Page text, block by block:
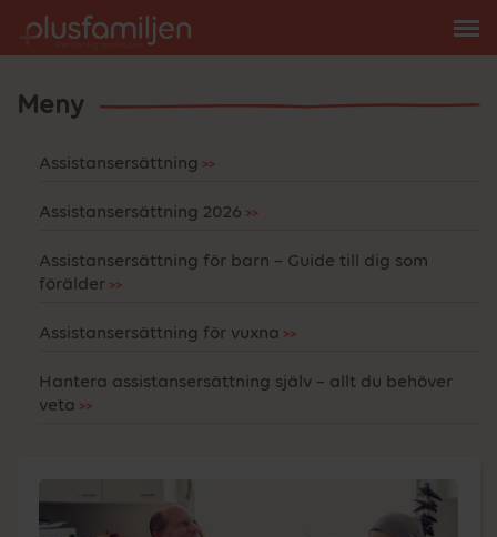
Meny
Assistansersättning
Assistansersättning 2026
Assistansersättning för barn – Guide till dig som
förälder
Assistansersättning för vuxna
Hantera assistansersättning själv – allt du behöver
veta